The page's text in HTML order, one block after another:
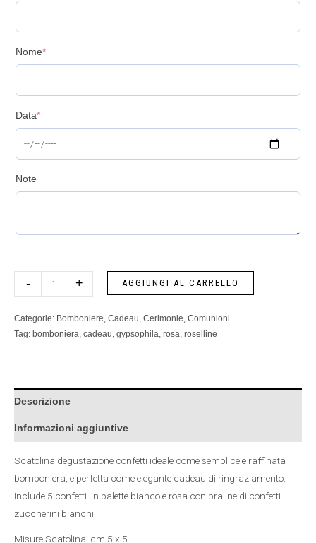
Nome*
Data*
Note
- + AGGIUNGI AL CARRELLO
Categorie: Bomboniere, Cadeau, Cerimonie, Comunioni
Tag: bomboniera, cadeau, gypsophila, rosa, roselline
Descrizione
Informazioni aggiuntive
Scatolina degustazione confetti ideale come semplice e raffinata
bomboniera, e perfetta come elegante cadeau di ringraziamento.
Include 5 confetti in palette bianco e rosa con praline di confetti
zuccherini bianchi.
Misure Scatolina: cm 5 x 5